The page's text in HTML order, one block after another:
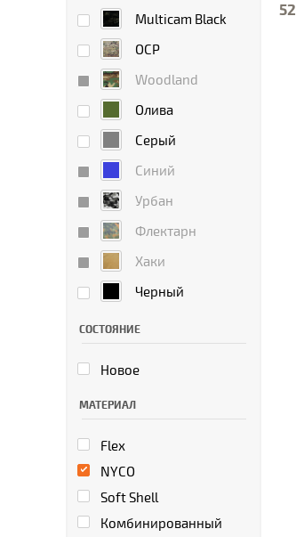
Multicam Black
OCP
Woodland
Олива
Серый
Синий
Урбан
Флектарн
Хаки
Черный
СОСТОЯНИЕ
Новое
МАТЕРИАЛ
Flex
NYCO
Soft Shell
Комбинированный